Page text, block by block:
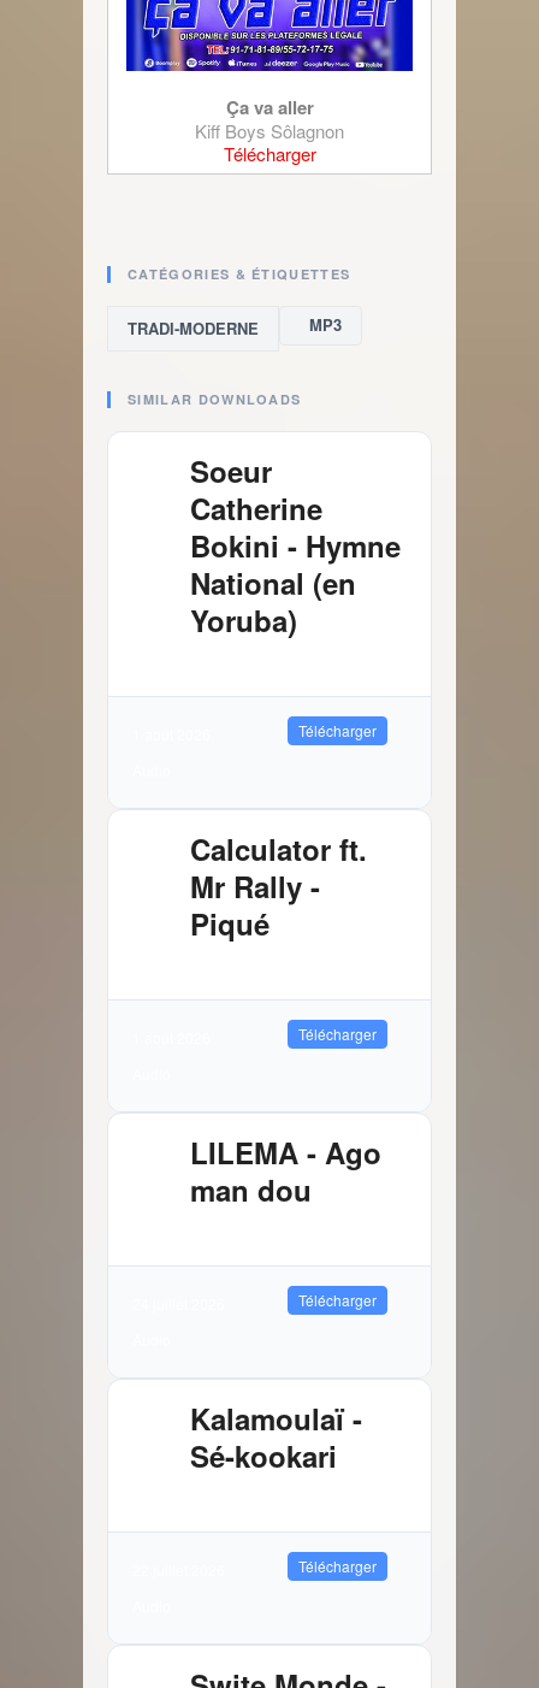
Ça va aller
Kiff Boys Sôlagnon
Télécharger
CATÉGORIES & ÉTIQUETTES
TRADI-MODERNE MP3
SIMILAR DOWNLOADS
Soeur
Catherine
Bokini - Hymne
National (en
Yoruba)
Télécharger
Calculator ft.
Mr Rally -
Piqué
Télécharger
LILEMA - Ago
man dou
Télécharger
Kalamoulaï -
Sé-kookari
Télécharger